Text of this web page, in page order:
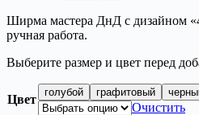
составляла
2
1
Ширма мастера ДнД с дизайном
ручная работа.
Выберите размер и цвет перед
Цвет
голубой графитовый
Очистить